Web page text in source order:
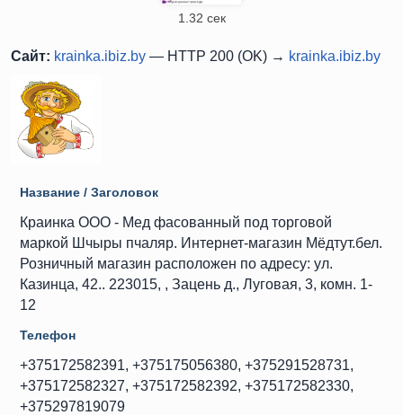
1.32 сек
Сайт: krainka.ibiz.by — HTTP 200 (OK) → krainka.ibiz.by
Название / Заголовок
Краинка ООО - Мед фасованный под торговой
маркой Шчыры пчаляр. Интернет-магазин Мёдтут.бел.
Розничный магазин расположен по адресу: ул.
Казинца, 42.. 223015, , Зацень д., Луговая, 3, комн. 1-
12
Телефон
+375172582391, +375175056380, +375291528731,
+375172582327, +375172582392, +375172582330,
+375297819079